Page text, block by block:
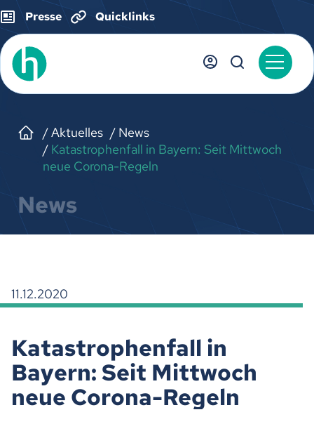
Presse Quicklinks
Aktuelles
News
Katastrophenfall in Bayern: Seit Mittwoch
neue Corona-Regeln
News
11.12.2020
Katastrophenfall in
Bayern: Seit Mittwoch
neue Corona-Regeln